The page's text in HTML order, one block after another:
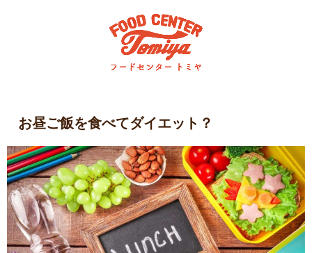
お昼ご飯を食べてダイエット？